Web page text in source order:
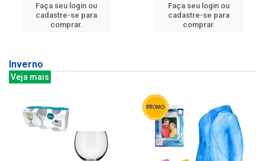
Faça seu login ou
cadastre-se para
comprar.
Faça seu login ou
cadastre-se para
comprar.
Inverno
Veja mais